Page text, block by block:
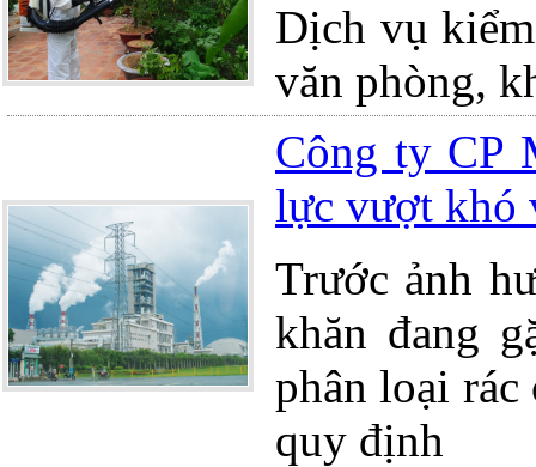
Dịch vụ
văn phòng,
Công ty CP
lực vượt khó
Trước ảnh
khăn đang
phân loại
quy định